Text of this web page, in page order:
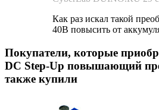
Как раз искал такой
40В повысить от
Покупатели, которые
DC Step-Up повышающий
также купили